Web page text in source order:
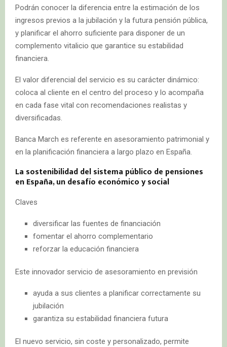
Podrán conocer la diferencia entre la estimación de los
ingresos previos a la jubilación y la futura pensión pública,
y planificar el ahorro suficiente para disponer de un
complemento vitalicio que garantice su estabilidad
financiera.
El valor diferencial del servicio es su carácter dinámico:
coloca al cliente en el centro del proceso y lo acompaña
en cada fase vital con recomendaciones realistas y
diversificadas.
Banca March es referente en asesoramiento patrimonial y
en la planificación financiera a largo plazo en España.
La sostenibilidad del sistema público de pensiones
en España, un desafío económico y social
Claves
diversificar las fuentes de financiación
fomentar el ahorro complementario
reforzar la educación financiera
Este innovador servicio de asesoramiento en previsión
ayuda a sus clientes a planificar correctamente su
jubilación
garantiza su estabilidad financiera futura
El nuevo servicio, sin coste y personalizado, permite